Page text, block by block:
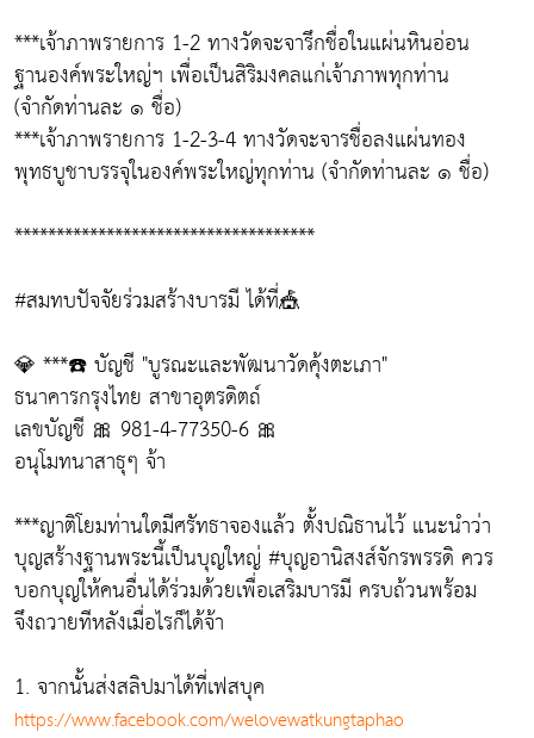
***เจ้าภาพรายการ 1-2 ทางวัดจะจารึกชื่อในแผ่นหินอ่อน
ฐานองค์พระใหญ่ฯ เพื่อเป็นสิริมงคลแก่เจ้าภาพทุกท่าน
(จำกัดท่านละ ๑ ชื่อ)
***เจ้าภาพรายการ 1-2-3-4 ทางวัดจะจารชื่อลงแผ่นทอง
พุทธบูชาบรรจุในองค์พระใหญ่ทุกท่าน (จำกัดท่านละ ๑ ชื่อ)
************************************
#สมทบปัจจัยร่วมสร้างบารมี ได้ที่🎪
💎 ***☎️ บัญชี "บูรณะและพัฒนาวัดคุ้งตะเภา"
ธนาคารกรุงไทย สาขาอุตรดิตถ์
เลขบัญชี 🎀 981-4-77350-6 🎀
อนุโมทนาสาธุๆ จ้า
***ญาติโยมท่านใดมีศรัทธาจองแล้ว ตั้งปณิธานไว้ แนะนำว่า
บุญสร้างฐานพระนี้เป็นบุญใหญ่ #บุญอานิสงส์จักรพรรดิ ควร
บอกบุญให้คนอื่นได้ร่วมด้วยเพื่อเสริมบารมี ครบถ้วนพร้อม
จึงถวายทีหลังเมื่อไรก็ได้จ้า
1. จากนั้นส่งสลิปมาได้ที่เฟสบุค
https://www.facebook.com/welovewatkungtaphao